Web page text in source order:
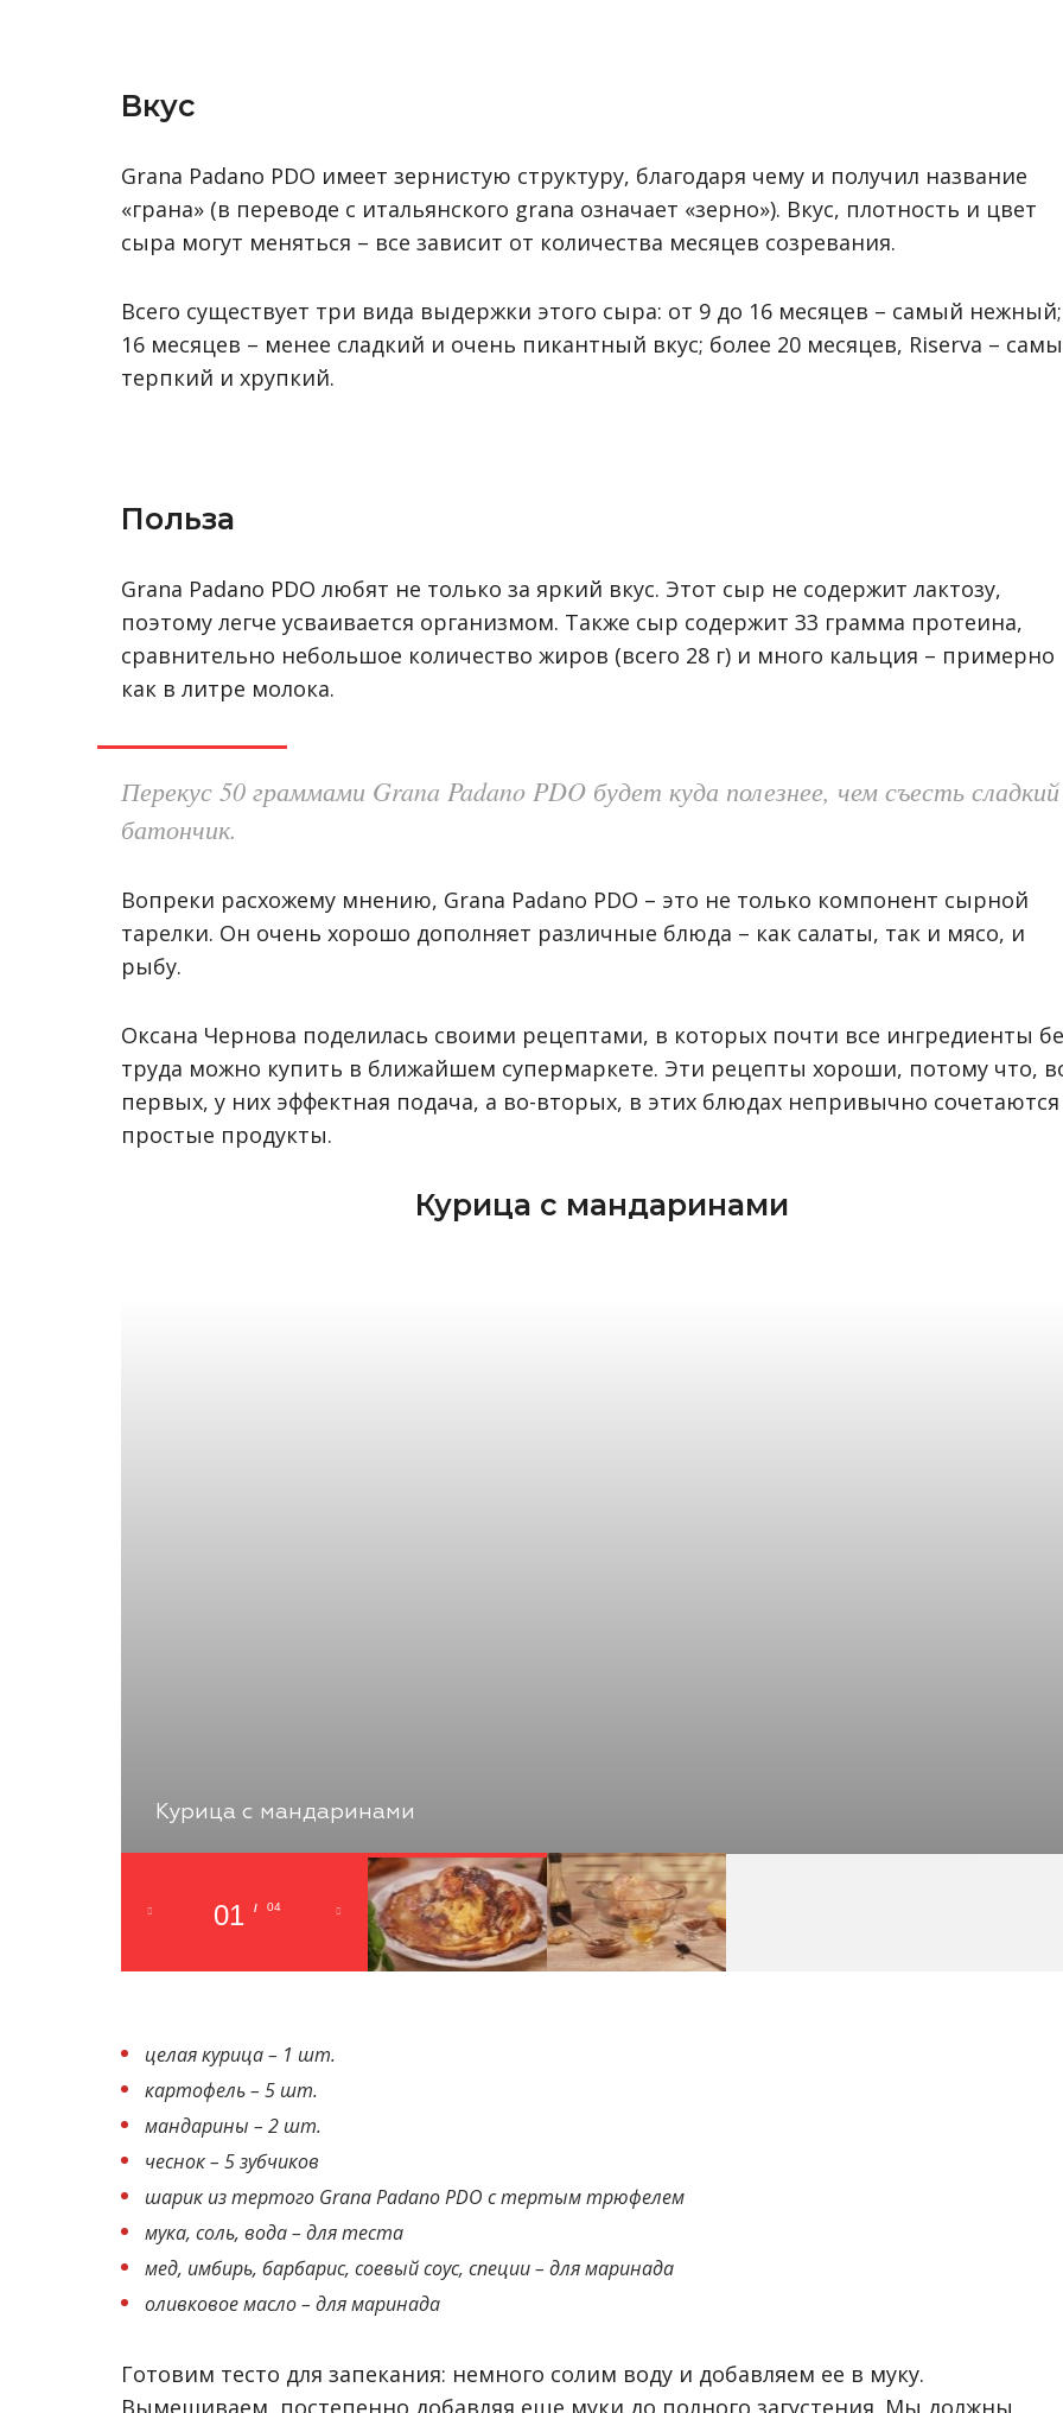
Вкус
Grana Padano PDO имеет зернистую структуру, благодаря чему и получил название
«грана» (в переводе с итальянского grana означает «зерно»). Вкус, плотность и цвет
сыра могут меняться – все зависит от количества месяцев созревания.
Всего существует три вида выдержки этого сыра: от 9 до 16 месяцев – самый нежный;
16 месяцев – менее сладкий и очень пикантный вкус; более 20 месяцев, Riserva –
терпкий и хрупкий.
Польза
Grana Padano PDO любят не только за яркий вкус. Этот сыр не содержит лактозу,
поэтому легче усваивается организмом. Также сыр содержит 33 грамма протеина,
сравнительно небольшое количество жиров (всего 28 г) и много кальция – примерно
как в литре молока.
Перекус 50 граммами Grana Padano PDO будет куда полезнее, чем съесть сладкий
батончик.
Вопреки расхожему мнению, Grana Padano PDO – это не только компонент сырной
тарелки. Он очень хорошо дополняет различные блюда – как салаты, так и мясо, и
рыбу.
Оксана Чернова поделилась своими рецептами, в которых почти все ингредиенты
труда можно купить в ближайшем супермаркете. Эти рецепты хороши, потому что,
первых, у них эффектная подача, а во-вторых, в этих блюдах непривычно сочетаются
простые продукты.
Курица с мандаринами
Курица с мандаринами
01 / 04
целая курица – 1 шт.
картофель – 5 шт.
мандарины – 2 шт.
чеснок – 5 зубчиков
шарик из тертого Grana Padano PDO с тертым трюфелем
мука, соль, вода – для теста
мед, имбирь, барбарис, соевый соус, специи – для маринада
оливковое масло – для маринада
Готовим тесто для запекания: немного солим воду и добавляем ее в муку.
Вымешиваем, постепенно добавляя еще муки до полного загустения. Мы должны